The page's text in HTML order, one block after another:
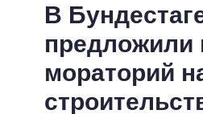
ЛЕНТА
СОБЫТИЯ
СТАТЬИ
МНЕНИЯ
ВСЕ ПОЛИТИКИ
В
предложили
мораторий